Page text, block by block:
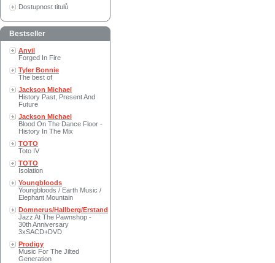
Dostupnost titulů
Bestseller
Anvil
Forged In Fire
Tyler Bonnie
The best of
Jackson Michael
History Past, Present And
Future
Jackson Michael
Blood On The Dance Floor -
History In The Mix
TOTO
Toto IV
TOTO
Isolation
Youngbloods
Youngbloods / Earth Music /
Elephant Mountain
Domnerus/Hallberg/Erstand
Jazz At The Pawnshop -
30th Anniversary
3xSACD+DVD
Prodigy
Music For The Jilted
Generation